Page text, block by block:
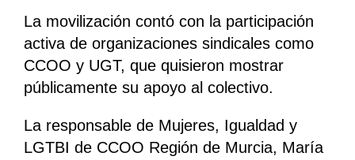
La movilización contó con la participación
activa de organizaciones sindicales como
CCOO y UGT, que quisieron mostrar
públicamente su apoyo al colectivo.
La responsable de Mujeres, Igualdad y
LGTBI de CCOO Región de Murcia, María